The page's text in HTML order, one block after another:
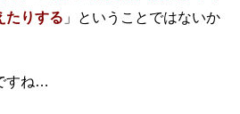
たりする 」ということではないか
すね…